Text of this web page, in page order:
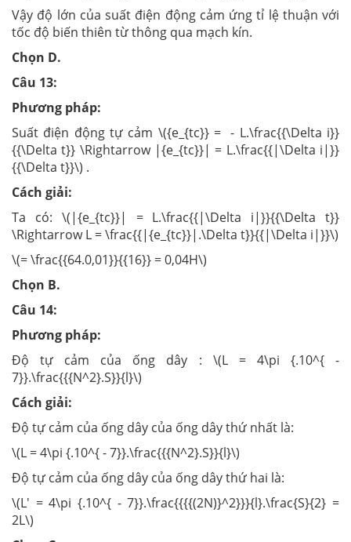
Vậy độ lớn của suất điện động cảm ứng tỉ lệ thuận với
tốc độ biến thiên từ thông qua mạch kín.
Chọn D.
Câu 13:
Phương pháp:
Suất điện động tự cảm \({e_{tc}} = - L.\frac{{\Delta i}}
{{\Delta t}} \Rightarrow |{e_{tc}}| = L.\frac{{|\Delta i|}}
{{\Delta t}}\) .
Cách giải:
Ta có: \(|{e_{tc}}| = L.\frac{{|\Delta i|}}{{\Delta t}}
\Rightarrow L = \frac{{|{e_{tc}}|.\Delta t}}{{|\Delta i|}}\)
\(= \frac{{64.0,01}}{{16}} = 0,04H\)
Chọn B.
Câu 14:
Phương pháp:
Độ tự cảm của ống dây : \(L = 4\pi {.10^{ -
7}}.\frac{{{N^2}.S}}{l}\)
Cách giải:
Độ tự cảm của ống dây của ống dây thứ nhất là:
\(L = 4\pi {.10^{ - 7}}.\frac{{{N^2}.S}}{l}\)
Độ tự cảm của ống dây của ống dây thứ hai là:
\(L' = 4\pi {.10^{ - 7}}.\frac{{{{(2N)}^2}}}{l}.\frac{S}{2} =
2L\)